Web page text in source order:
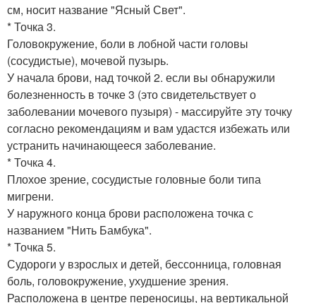
см, носит название "Ясный Свет".
* Точка 3.
Головокружение, боли в лобной части головы
(сосудистые), мочевой пузырь.
У начала брови, над точкой 2. если вы обнаружили
болезненность в точке 3 (это свидетельствует о
заболевании мочевого пузыря) - массируйте эту точку
согласно рекомендациям и вам удастся избежать или
устранить начинающееся заболевание.
* Точка 4.
Плохое зрение, сосудистые головные боли типа
мигрени.
У наружного конца брови расположена точка с
названием "Нить Бамбука".
* Точка 5.
Судороги у взрослых и детей, бессонница, головная
боль, головокружение, ухудшение зрения.
Расположена в центре переносицы, на вертикальной